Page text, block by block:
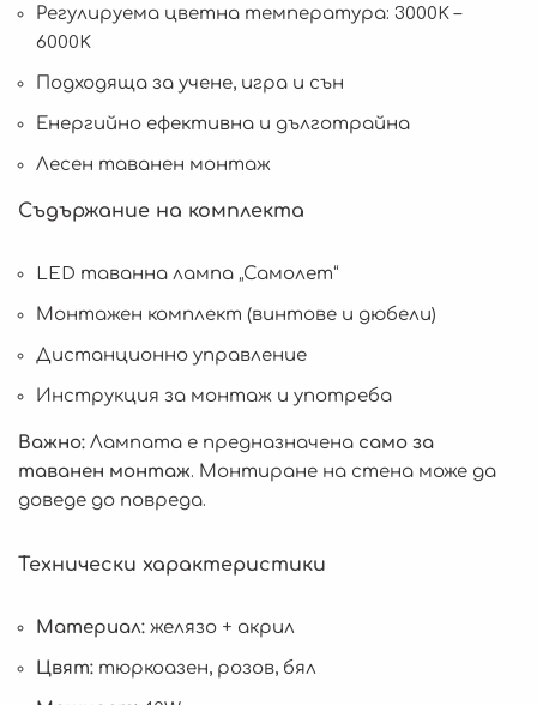
Регулируема цветна температура: 3000K –
6000K
Подходяща за учене, игра и сън
Енергийно ефективна и дълготрайна
Лесен таванен монтаж
Съдържание на комплекта
LED таванна лампа „Самолет“
Монтажен комплект (винтове и дюбели)
Дистанционно управление
Инструкция за монтаж и употреба
Важно: Лампата е предназначена само за
таванен монтаж. Монтиране на стена може да
доведе до повреда.
Технически характеристики
Материал: желязо + акрил
Цвят: тюркоазен, розов, бял